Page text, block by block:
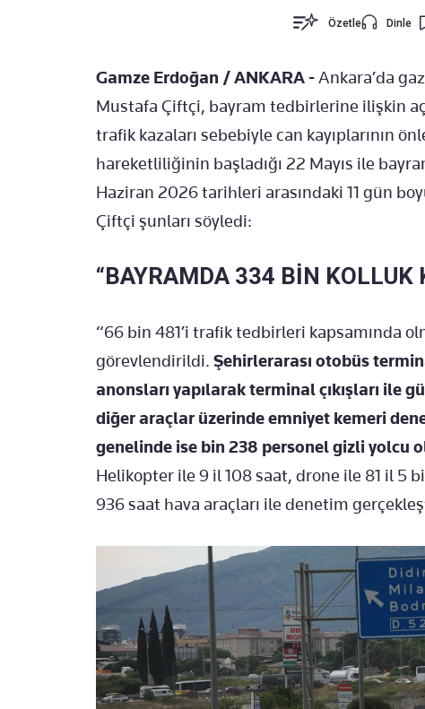
Özetle Dinle
Gamze Erdoğan / ANKARA -Ankara’da
Mustafa Çiftçi, bayram tedbirlerine ilişkin
trafik kazaları sebebiyle can kayıplarının
hareketliliğinin başladığı 22 Mayıs ile
Haziran 2026 tarihleri arasındaki 11 gün
Çiftçi şunları söyledi:
“BAYRAMDA 334 BİN KOLLUK
“66 bin 481’i trafik tedbirleri kapsamında
görevlendirildi. Şehirlerarası otobüs
anonsları yapılarak terminal çıkışları ile
diğer araçlar üzerinde emniyet kemeri
genelinde ise bin 238 personel gizli yolcu
Helikopter ile 9 il 108 saat, drone ile 81 il 5
936 saat hava araçları ile denetim